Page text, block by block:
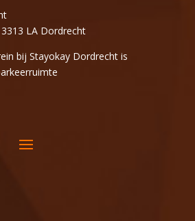
LA Dordrecht
bij Stayokay Dordrecht is